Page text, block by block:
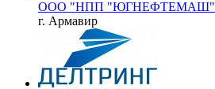
ООО "НПП "ЮГНЕФТЕМАШ"
г. Армавир